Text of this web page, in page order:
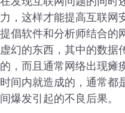
力，这样才能提高互联网
提倡软件和分析师结合的
虚幻的东西，其中的数据
的，而且通常网络出现瘫
时间内就造成的，通常都
间爆发引起的不良后果。